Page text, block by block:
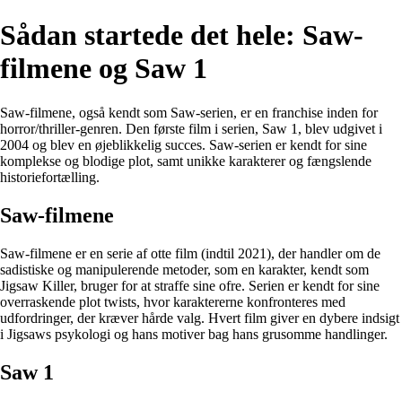
Sådan startede det hele: Saw-
filmene og Saw 1
Saw-filmene, også kendt som Saw-serien, er en franchise inden for
horror/thriller-genren. Den første film i serien, Saw 1, blev udgivet i
2004 og blev en øjeblikkelig succes. Saw-serien er kendt for sine
komplekse og blodige plot, samt unikke karakterer og fængslende
historiefortælling.
Saw-filmene
Saw-filmene er en serie af otte film (indtil 2021), der handler om de
sadistiske og manipulerende metoder, som en karakter, kendt som
Jigsaw Killer, bruger for at straffe sine ofre. Serien er kendt for sine
overraskende plot twists, hvor karaktererne konfronteres med
udfordringer, der kræver hårde valg. Hvert film giver en dybere indsigt
i Jigsaws psykologi og hans motiver bag hans grusomme handlinger.
Saw 1